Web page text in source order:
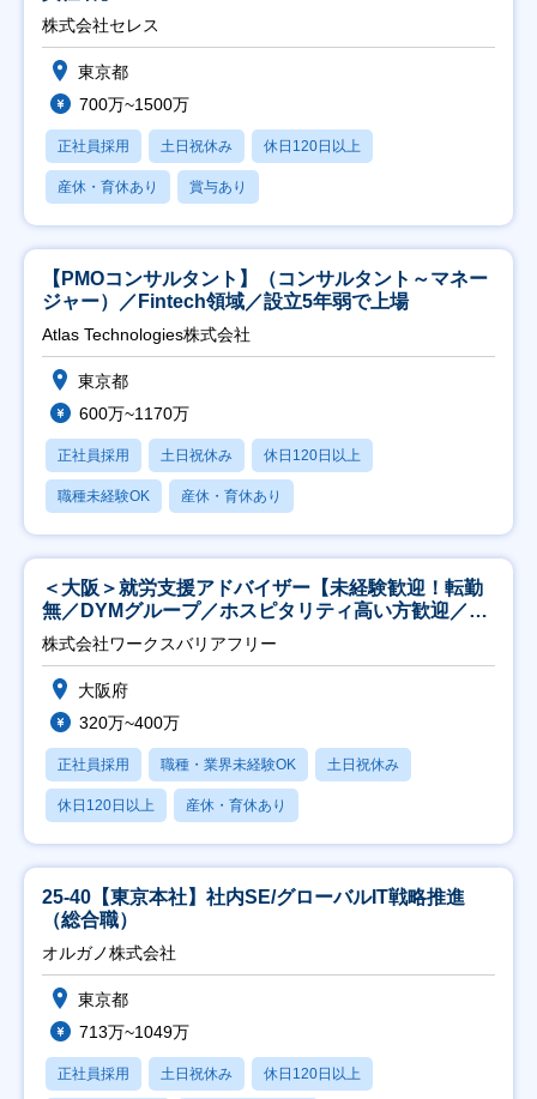
株式会社セレス
東京都
700万~1500万
正社員採用 土日祝休み 休日120日以上
産休・育休あり 賞与あり
【PMOコンサルタント】（コンサルタント～マネー
ジャー）／Fintech領域／設立5年弱で上場
Atlas Technologies株式会社
東京都
600万~1170万
正社員採用 土日祝休み 休日120日以上
職種未経験OK 産休・育休あり
＜大阪＞就労支援アドバイザー【未経験歓迎！転勤
無／DYMグループ／ホスピタリティ高い方歓迎／土
日祝】
株式会社ワークスバリアフリー
大阪府
320万~400万
正社員採用 職種・業界未経験OK 土日祝休み
休日120日以上 産休・育休あり
25-40【東京本社】社内SE/グローバルIT戦略推進
（総合職）
オルガノ株式会社
東京都
713万~1049万
正社員採用 土日祝休み 休日120日以上